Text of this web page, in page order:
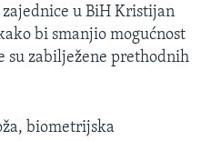
u BiH Kristijan
bi smanjio mogućnost
su zabilježene prethodnih
biometrijska